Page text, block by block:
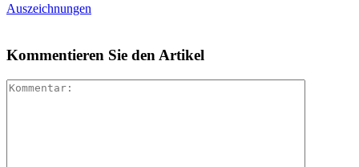
Auszeichnungen
Kommentieren Sie den Artikel